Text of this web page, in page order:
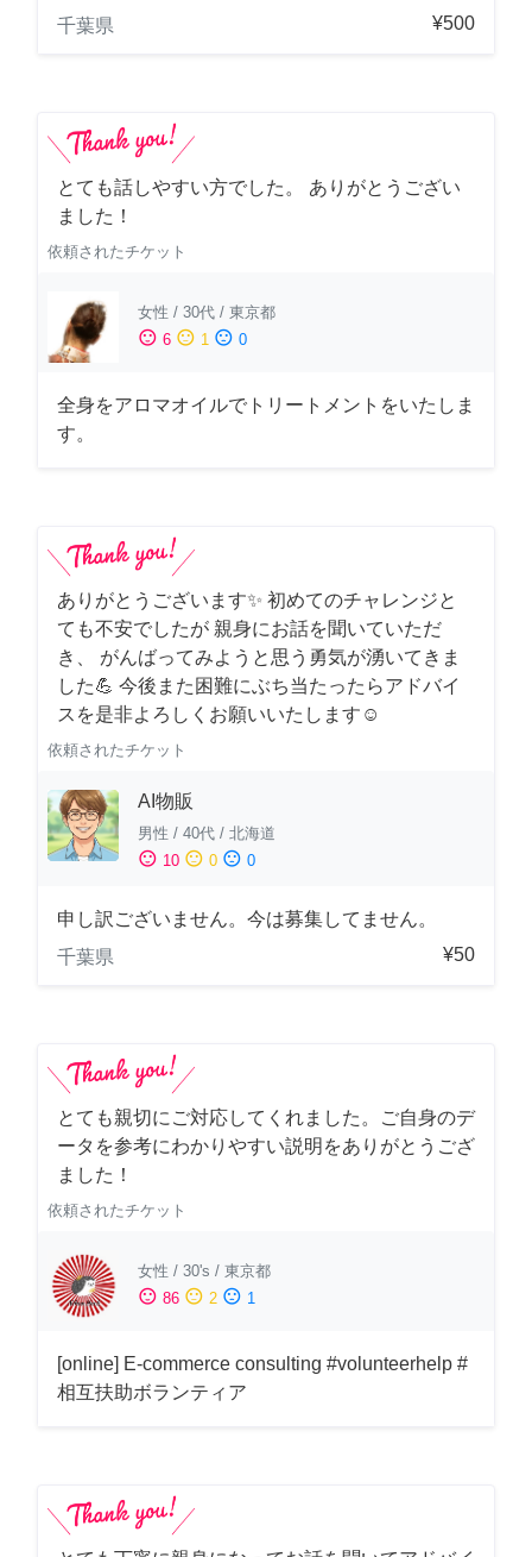
千葉県
¥500
とても話しやすい方でした。 ありがとうござい
ました！
依頼されたチケット
女性 / 30代 / 東京都
sentiment_satisfied 6 sentiment_neutral 1 sentiment_dissatisfied 0
全身をアロマオイルでトリートメントをいたしま
す。
ありがとうございます✨ 初めてのチャレンジと
ても不安でしたが 親身にお話を聞いていただ
き、 がんばってみようと思う勇気が湧いてきま
した💪 今後また困難にぶち当たったらアドバイ
スを是非よろしくお願いいたします☺️
依頼されたチケット
AI物販
男性 / 40代 / 北海道
sentiment_satisfied 10 sentiment_neutral 0 sentiment_dissatisfied 0
申し訳ございません。今は募集してません。
千葉県
¥50
とても親切にご対応してくれました。ご自身のデ
ータを参考にわかりやすい説明をありがとうござ
ました！
依頼されたチケット
女性 / 30's / 東京都
sentiment_satisfied 86 sentiment_neutral 2 sentiment_dissatisfied 1
[online] E-commerce consulting #volunteerhelp #
相互扶助ボランティア